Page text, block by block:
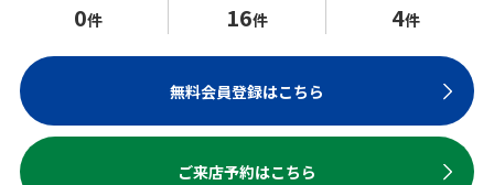
0件 16件 4件
無料会員登録はこちら
ご来店予約はこちら